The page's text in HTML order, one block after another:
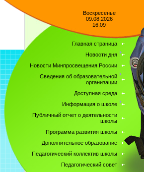
Воскресенье
09.08.2026
16:09
Главная страница
Новости дня
Новости Минпросвещения России
Сведения об образовательной
организации
Доступная среда
Информация о школе
Публичный отчет о деятельности
школы
Программа развития школы
Дополнительное образование
Педагогический коллектив школы
Педагогический совет